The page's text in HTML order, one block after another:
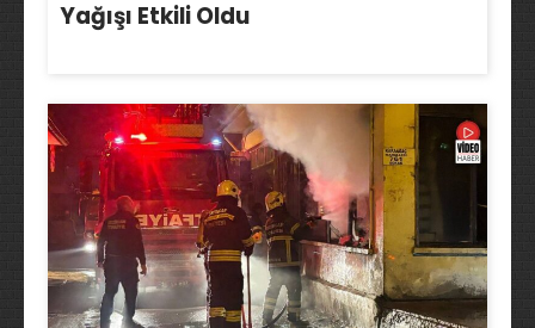
Yağışı Etkili Oldu